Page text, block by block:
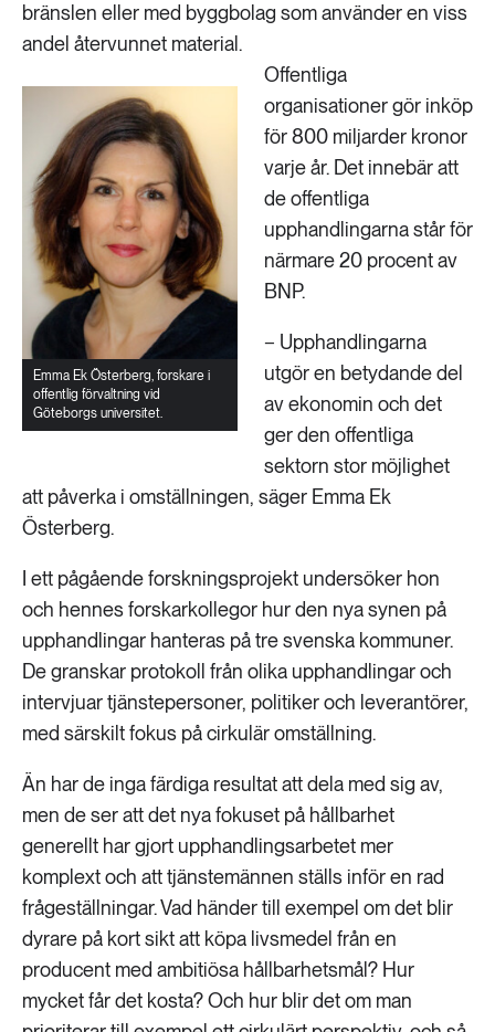
bränslen eller med byggbolag som använder en viss
andel återvunnet material.
Emma Ek Österberg, forskare i
offentlig förvaltning vid
Göteborgs universitet.
Offentliga
organisationer gör inköp
för 800 miljarder kronor
varje år. Det innebär att
de offentliga
upphandlingarna står för
närmare 20 procent av
BNP.
− Upphandlingarna
utgör en betydande del
av ekonomin och det
ger den offentliga
sektorn stor möjlighet
att påverka i omställningen, säger Emma Ek
Österberg.
I ett pågående forskningsprojekt undersöker hon
och hennes forskarkollegor hur den nya synen på
upphandlingar hanteras på tre svenska kommuner.
De granskar protokoll från olika upphandlingar och
intervjuar tjänstepersoner, politiker och leverantörer,
med särskilt fokus på cirkulär omställning.
Än har de inga färdiga resultat att dela med sig av,
men de ser att det nya fokuset på hållbarhet
generellt har gjort upphandlingsarbetet mer
komplext och att tjänstemännen ställs inför en rad
frågeställningar. Vad händer till exempel om det blir
dyrare på kort sikt att köpa livsmedel från en
producent med ambitiösa hållbarhetsmål? Hur
mycket får det kosta? Och hur blir det om man